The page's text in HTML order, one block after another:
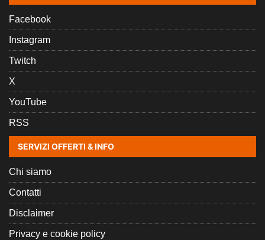
Facebook
Instagram
Twitch
X
YouTube
RSS
SERVIZI OFFERTI & INFO
Chi siamo
Contatti
Disclaimer
Privacy e cookie policy